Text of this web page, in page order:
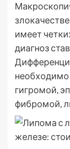
имеет
диагноз
гигромой,
фибромой,